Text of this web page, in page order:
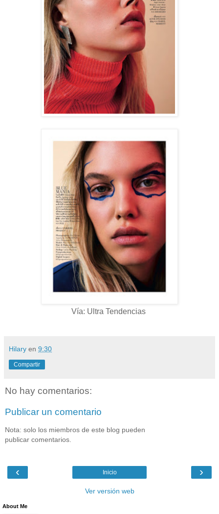
Vía: Ultra Tendencias
Hilary en 9:30
Compartir
No hay comentarios:
Publicar un comentario
Nota: solo los miembros de este blog pueden
publicar comentarios.
‹ ›
Inicio
Ver versión web
About Me